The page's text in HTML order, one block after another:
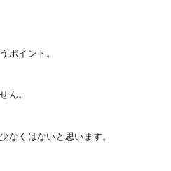
ポイント。
ん。
なくはないと思います。